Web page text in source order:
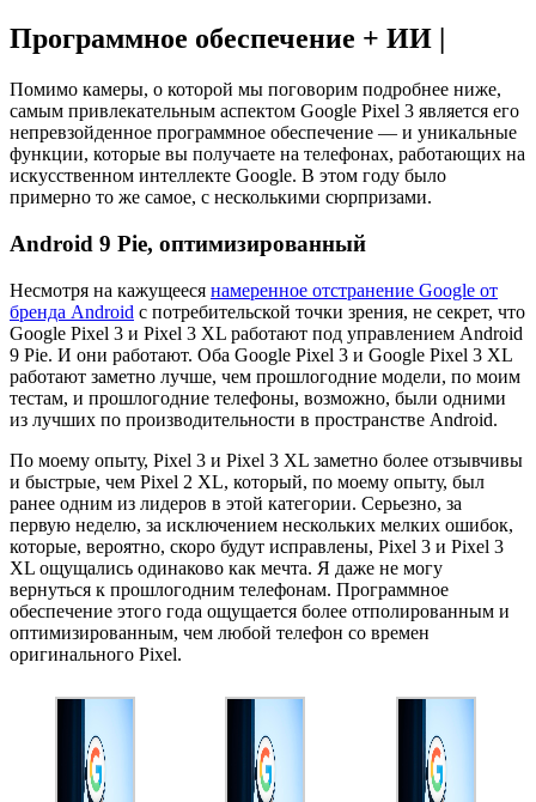
Программное обеспечение + ИИ |
Помимо камеры, о которой мы поговорим подробнее ниже,
самым привлекательным аспектом Google Pixel 3 является его
непревзойденное программное обеспечение — и уникальные
функции, которые вы получаете на телефонах, работающих на
искусственном интеллекте Google. В этом году было
примерно то же самое, с несколькими сюрпризами.
Android 9 Pie, оптимизированный
Несмотря на кажущееся намеренное отстранение Google от
бренда Android с потребительской точки зрения, не секрет, что
Google Pixel 3 и Pixel 3 XL работают под управлением Android
9 Pie. И они работают. Оба Google Pixel 3 и Google Pixel 3 XL
работают заметно лучше, чем прошлогодние модели, по моим
тестам, и прошлогодние телефоны, возможно, были одними
из лучших по производительности в пространстве Android.
По моему опыту, Pixel 3 и Pixel 3 XL заметно более отзывчивы
и быстрые, чем Pixel 2 XL, который, по моему опыту, был
ранее одним из лидеров в этой категории. Серьезно, за
первую неделю, за исключением нескольких мелких ошибок,
которые, вероятно, скоро будут исправлены, Pixel 3 и Pixel 3
XL ощущались одинаково как мечта. Я даже не могу
вернуться к прошлогодним телефонам. Программное
обеспечение этого года ощущается более отполированным и
оптимизированным, чем любой телефон со времен
оригинального Pixel.